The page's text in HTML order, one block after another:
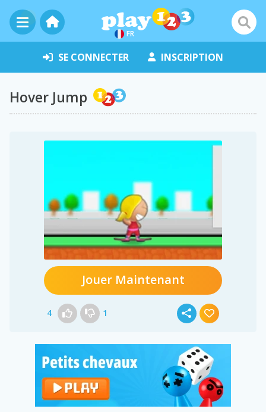
FR
SE CONNECTER INSCRIPTION
Hover Jump
Jouer Maintenant
4 1